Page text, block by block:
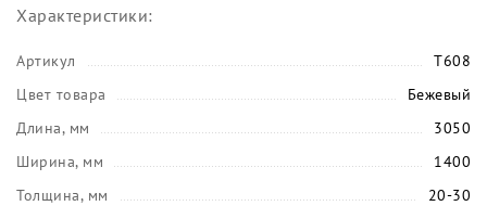
Характеристики:
Артикул
T608
Цвет товара
Бежевый
Длина, мм
3050
Ширина, мм
1400
Толщина, мм
20-30